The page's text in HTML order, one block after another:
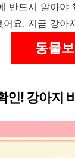
반드시 알아야
요. 지금 강아
동물
인! 강아지